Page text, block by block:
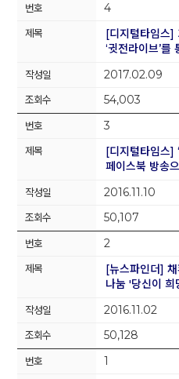
4
[디지털타임스]
‘귓전라이브’
2017.02.09
54,003
3
[디지털타임스]
페이스북 방송
2016.11.10
50,107
2
[뉴스파인더]
나눔 '당신이
2016.11.02
50,128
1